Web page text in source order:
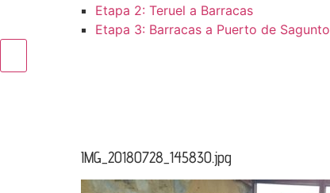
Etapa 2: Teruel a Barracas
Etapa 3: Barracas a Puerto de Sagunto
IMG_20180728_145830.jpg